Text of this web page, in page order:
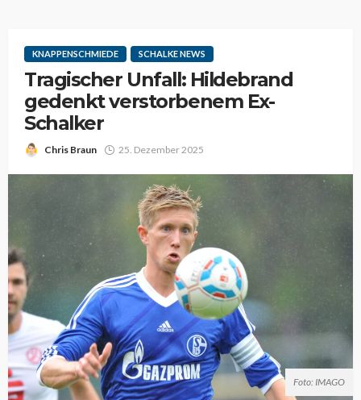
KNAPPENSCHMIEDE SCHALKE NEWS
Tragischer Unfall: Hildebrand
gedenkt verstorbenem Ex-
Schalker
Chris Braun 25. Dezember 2025
Foto: IMAGO